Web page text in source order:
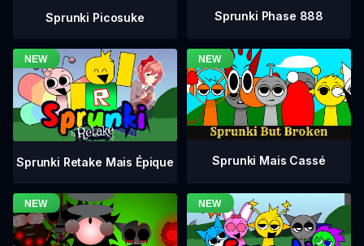
Sprunki Picosuke Sprunki Phase 888
Sprunki Retake Mais Épique Sprunki Mais Cassé